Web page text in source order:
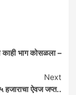
काही भाग कोसळला –
Next
हजाराचा ऐवज जप्त..